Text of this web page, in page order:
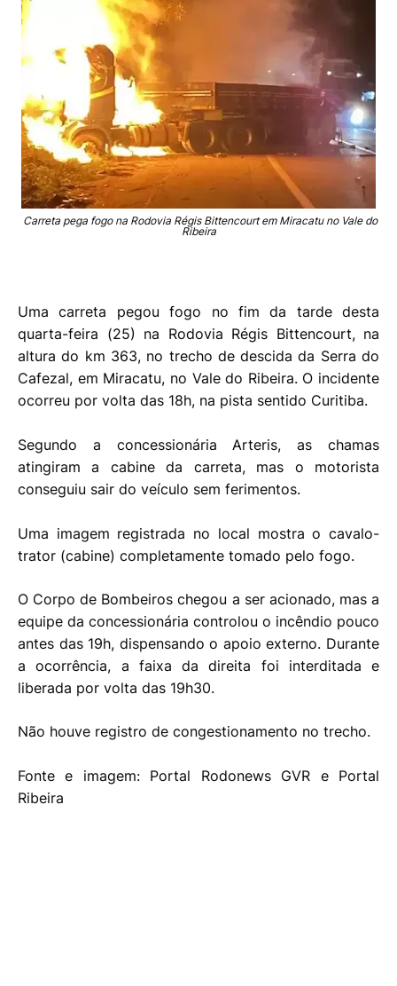
Carreta pega fogo na Rodovia Régis Bittencourt em Miracatu no Vale do
Ribeira
Uma carreta pegou fogo no fim da tarde desta
quarta-feira (25) na Rodovia Régis Bittencourt, na
altura do km 363, no trecho de descida da Serra do
Cafezal, em Miracatu, no Vale do Ribeira. O incidente
ocorreu por volta das 18h, na pista sentido Curitiba.
Segundo a concessionária Arteris, as chamas
atingiram a cabine da carreta, mas o motorista
conseguiu sair do veículo sem ferimentos.
Uma imagem registrada no local mostra o cavalo-
trator (cabine) completamente tomado pelo fogo.
O Corpo de Bombeiros chegou a ser acionado, mas a
equipe da concessionária controlou o incêndio pouco
antes das 19h, dispensando o apoio externo. Durante
a ocorrência, a faixa da direita foi interditada e
liberada por volta das 19h30.
Não houve registro de congestionamento no trecho.
Fonte e imagem: Portal Rodonews GVR e Portal
Ribeira